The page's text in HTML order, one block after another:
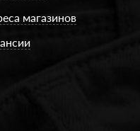
магазинов